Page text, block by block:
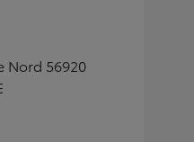
Nord 56920